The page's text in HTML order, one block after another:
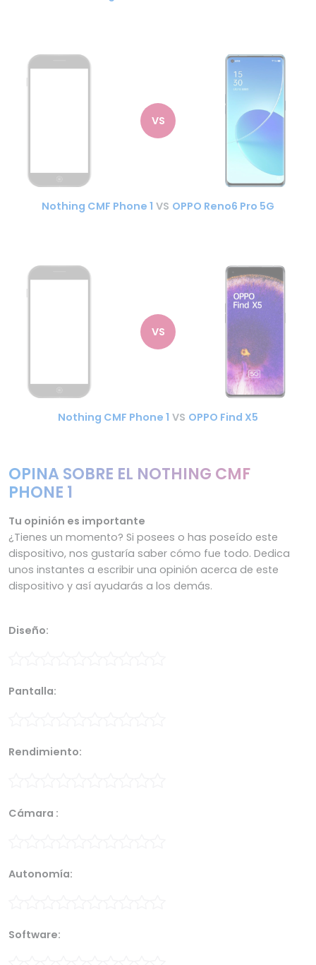
VS
Nothing CMF Phone 1 VS OPPO Reno6 Pro 5G
VS
Nothing CMF Phone 1 VS OPPO Find X5
OPINA SOBRE EL NOTHING CMF
PHONE 1
Tu opinión es importante
¿Tienes un momento? Si posees o has poseído este
dispositivo, nos gustaría saber cómo fue todo. Dedica
unos instantes a escribir una opinión acerca de este
dispositivo y así ayudarás a los demás.
Diseño:
Pantalla:
Rendimiento:
Cámara :
Autonomía:
Software: